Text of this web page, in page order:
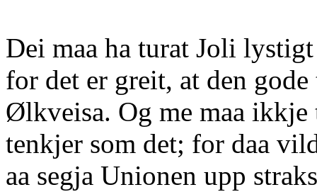
Dei maa ha turat Joli
for det er greit, at den
Ølkveisa. Og me maa ikkje
tenkjer som det; for daa
aa segja Unionen upp